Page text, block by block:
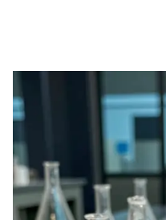
Kişisel cilt yapısına